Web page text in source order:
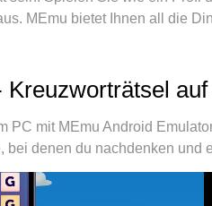
MEmu bietet Ihnen all die
Sie es auf dem PC.
PC zu spielen. Das exquisite
vorbereitet wurde, macht
Multi-Instanz-Manager
Unsere exklusive
Abläufe sorgen.
PC mit MEmu Android
denen du nachdenken und